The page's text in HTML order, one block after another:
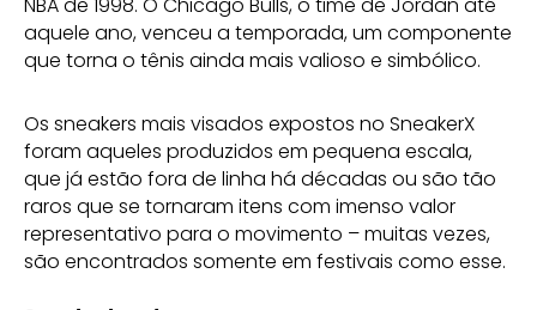
NBA de 1998. O Chicago Bulls, o time de Jordan até
aquele ano, venceu a temporada, um componente
que torna o tênis ainda mais valioso e simbólico.
Os sneakers mais visados expostos no SneakerX
foram aqueles produzidos em pequena escala,
que já estão fora de linha há décadas ou são tão
raros que se tornaram itens com imenso valor
representativo para o movimento – muitas vezes,
são encontrados somente em festivais como esse.